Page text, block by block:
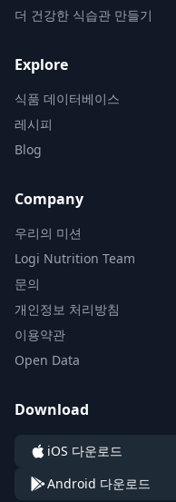
더 건강한 식습관 만들기
Explore
식품 데이터베이스
레시피
Blog
Company
우리의 미션
Logi Nutrition Team
문의
개인정보 처리방침
이용약관
Open Data
Download
iOS 다운로드
Android 다운로드